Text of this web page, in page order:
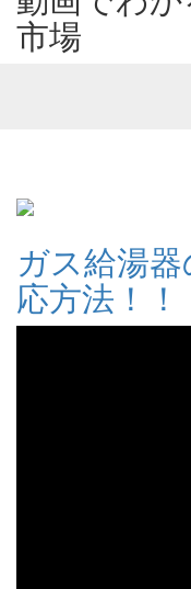
市場
ガス給湯
応方法！！